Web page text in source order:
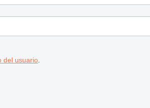
del usuario.